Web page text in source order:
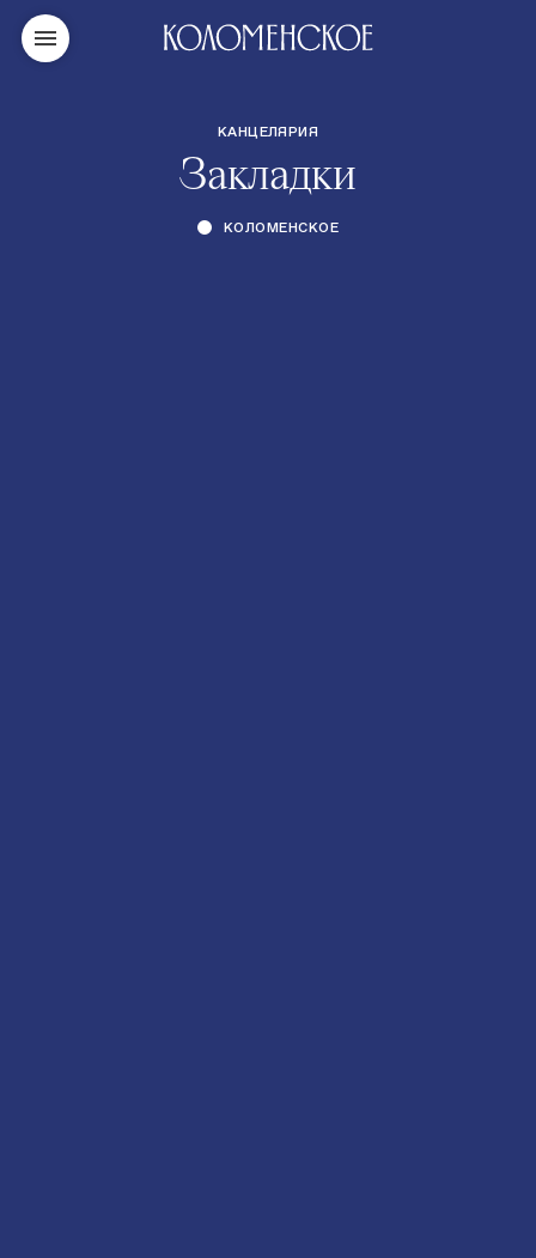
КАНЦЕЛЯРИЯ
Закладки
КОЛОМЕНСКОЕ